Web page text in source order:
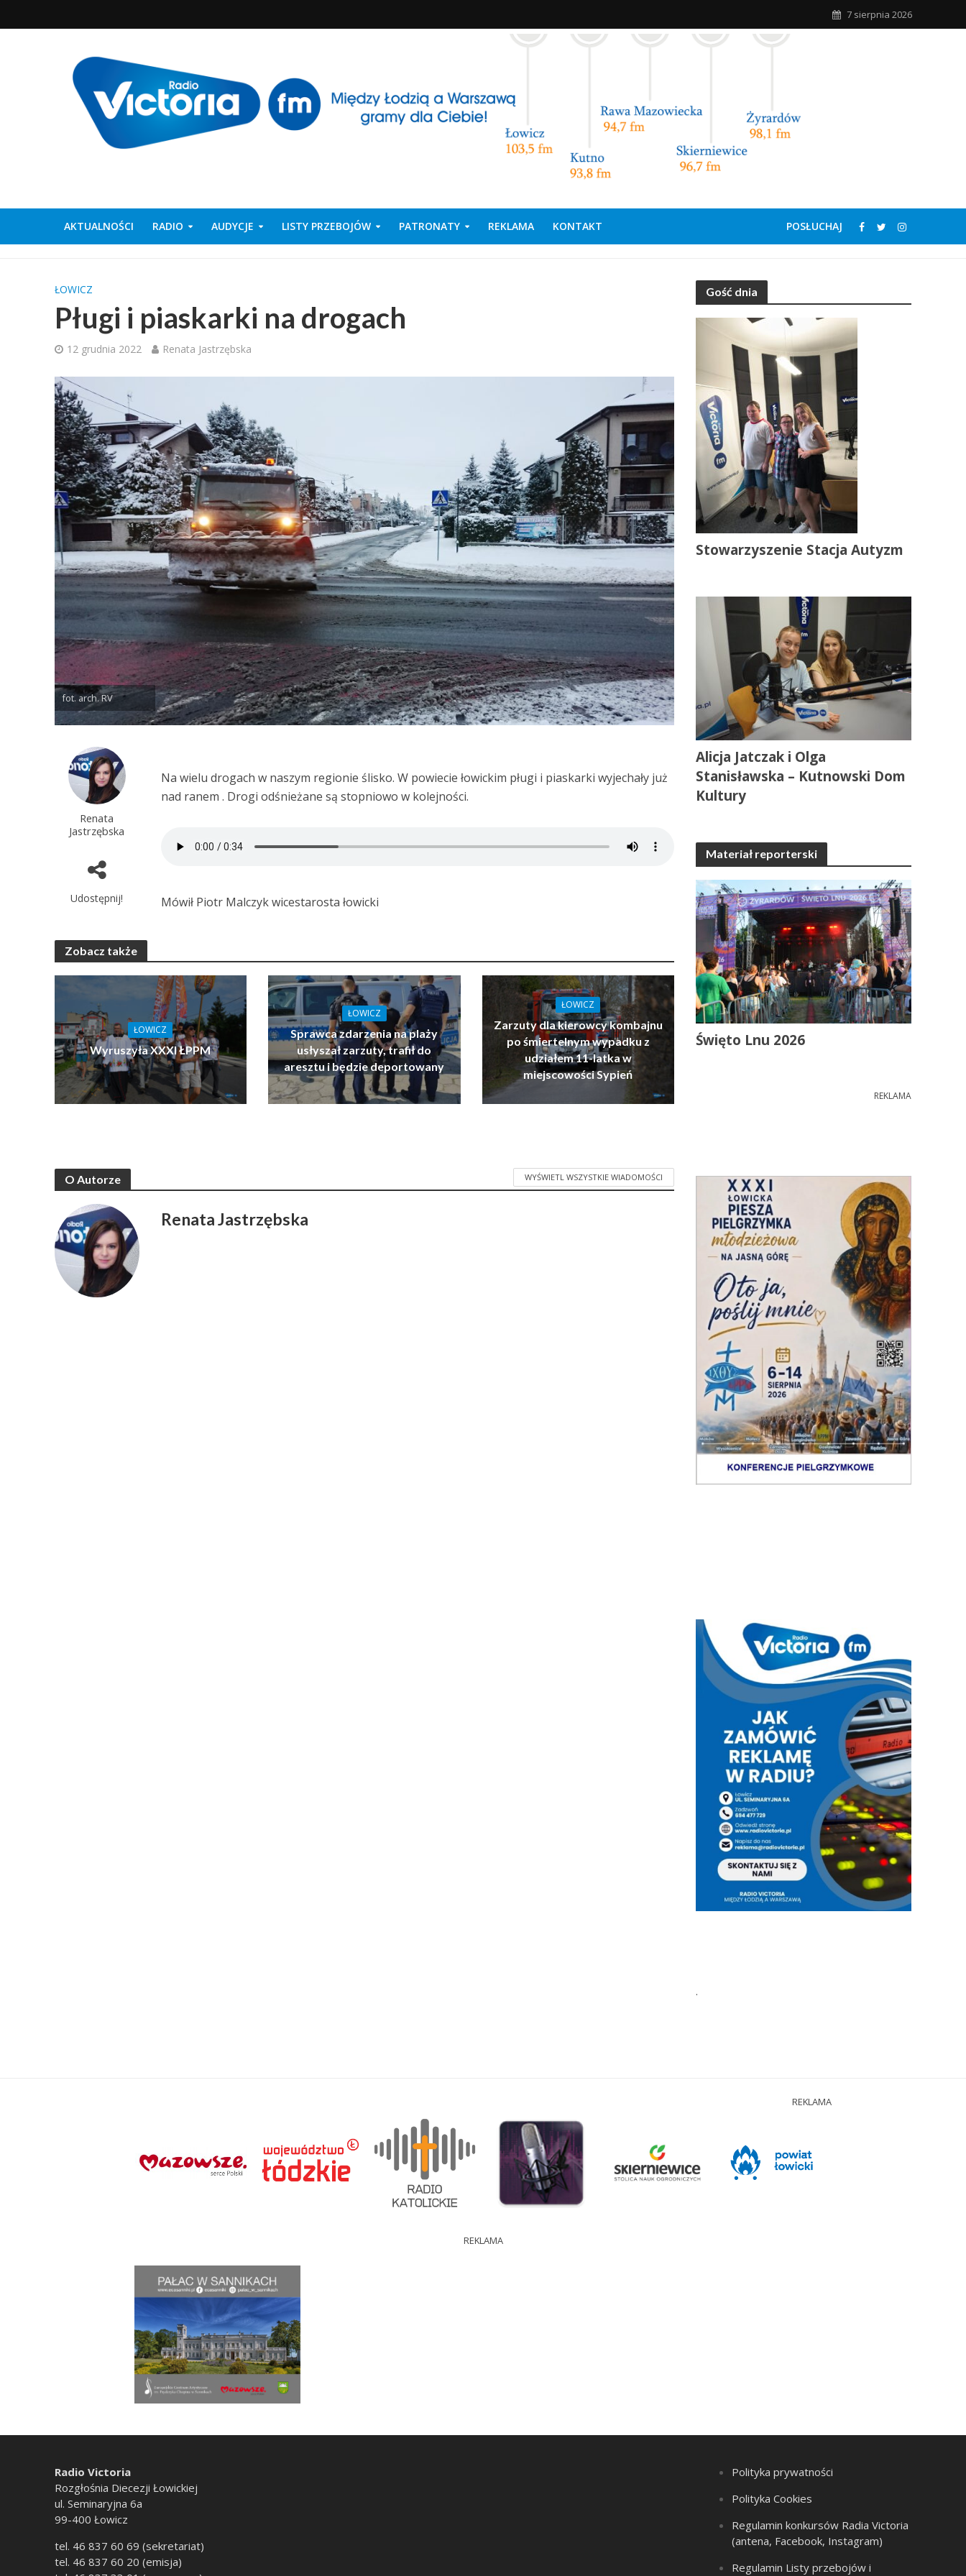
7 sierpnia 2026
AKTUALNOŚCI RADIO AUDYCJE LISTY PRZEBOJÓW PATRONATY REKLAMA KONTAKT POSŁUCHAJ
ŁOWICZ
Pługi i piaskarki na drogach
12 grudnia 2022 Renata Jastrzębska
fot. arch. RV
Renata
Jastrzębska
Udostępnij!
Na wielu drogach w naszym regionie ślisko. W powiecie łowickim pługi i piaskarki wyjechały już
nad ranem . Drogi odśnieżane są stopniowo w kolejności.
Mówił Piotr Malczyk wicestarosta łowicki
Zobacz także
ŁOWICZ
Wyruszyła XXXI ŁPPM
ŁOWICZ
Sprawca zdarzenia na plaży
usłyszał zarzuty, trafił do
aresztu i będzie deportowany
ŁOWICZ
Zarzuty dla kierowcy kombajnu
po śmiertelnym wypadku z
udziałem 11-latka w
miejscowości Sypień
O Autorze WYŚWIETL WSZYSTKIE WIADOMOŚCI
Renata Jastrzębska
Gość dnia
Stowarzyszenie Stacja Autyzm
Alicja Jatczak i Olga
Stanisławska – Kutnowski Dom
Kultury
Materiał reporterski
Święto Lnu 2026
REKLAMA
.
REKLAMA
REKLAMA
Radio Victoria
Rozgłośnia Diecezji Łowickiej
ul. Seminaryjna 6a
99-400 Łowicz
tel. 46 837 60 69 (sekretariat)
tel. 46 837 60 20 (emisja)
Polityka prywatności
Polityka Cookies
Regulamin konkursów Radia Victoria
(antena, Facebook, Instagram)
Regulamin Listy przebojów i